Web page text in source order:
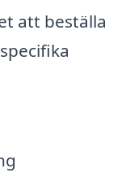
att beställa